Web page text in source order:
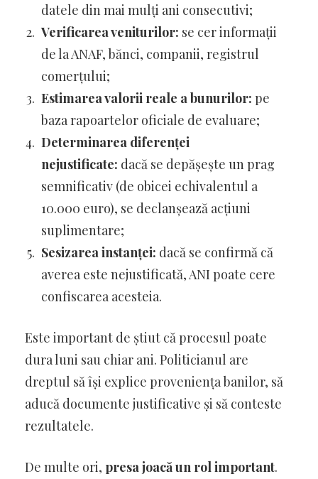
datele din mai mulți ani consecutivi;
Verificarea veniturilor: se cer informații
de la ANAF, bănci, companii, registrul
comerțului;
Estimarea valorii reale a bunurilor: pe
baza rapoartelor oficiale de evaluare;
Determinarea diferenței
nejustificate: dacă se depășește un prag
semnificativ (de obicei echivalentul a
10.000 euro), se declanșează acțiuni
suplimentare;
Sesizarea instanței: dacă se confirmă că
averea este nejustificată, ANI poate cere
confiscarea acesteia.
Este important de știut că procesul poate
dura luni sau chiar ani. Politicianul are
dreptul să își explice proveniența banilor, să
aducă documente justificative și să conteste
rezultatele.
De multe ori, presa joacă un rol important.